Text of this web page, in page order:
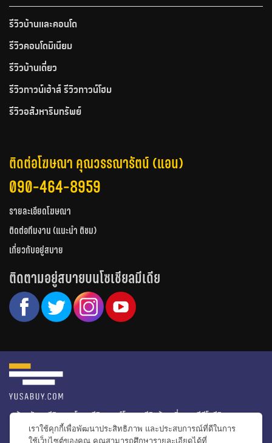
รีวิวบ้านและคอนโด
รีวิวคอนโดมิเนียม
รีวิวบ้านเดี่ยว
รีวิวทาวน์เฮ้าส์ รีวิวทาวน์โฮม
รีวิวอสังหาริมทรัพย์
ติดต่อโฆษณา คุณวรรณารัตน์ (แอน)
090-464-8959
รายละเอียดโฆษณา
ติดต่อทีมงาน (แนะนำ ติชม)
เกี่ยวกับอยู่สบาย
ติดตามอยู่สบายบนโซเชียลมีเดีย
หน้าหลัก รีวิวคอนโด รีวิวทาวน์โฮม รีวิวบ้านเดี่ยว
วีดีโอรีวิว
ไอเดียแต่งบ้าน
ข่าวอสังหาริมทรัพย์ โปรโมชั่นบ้านและคอนโด
เราใช้คุกกี้เพื่อพัฒนาประสิทธิภาพ และประสบการณ์ที่ดีในการ
ใช้เว็บไซต์ของคุณ คุณสามารถศึกษารายละเอียดได้ที่